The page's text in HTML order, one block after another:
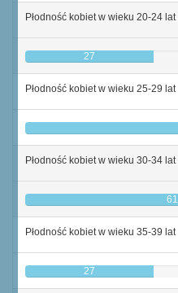
Płodność kobiet w wieku 20-24 lat
27
Płodność kobiet w wieku 25-29 lat
Płodność kobiet w wieku 30-34 lat
61
Płodność kobiet w wieku 35-39 lat
27